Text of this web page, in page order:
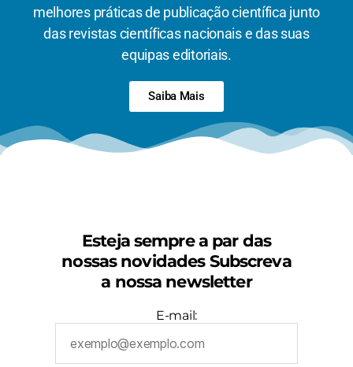
melhores práticas de publicação científica junto
das revistas científicas nacionais e das suas
equipas editoriais.
Saiba Mais
Esteja sempre a par das
nossas novidades Subscreva
a nossa newsletter
E-mail: